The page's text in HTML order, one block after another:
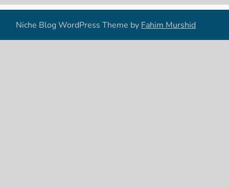
Niche Blog WordPress Theme by Fahim Murshid